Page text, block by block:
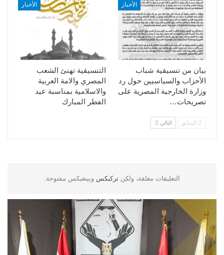
الأخبار
التنسيقية تهنئ الشعب
المصري والامة العربية
والاسلامية بمناسبة عيد
الفطر المبارك
الأخبار
بيان من تنسيقية شباب
الأحزاب والسياسيين حول رد
وزارة الخارجية المصرية على
تصريحات…
السابق التالي
التعليقات مغلقة، ولكن تركبكس وبينغبكس مفتوحة.